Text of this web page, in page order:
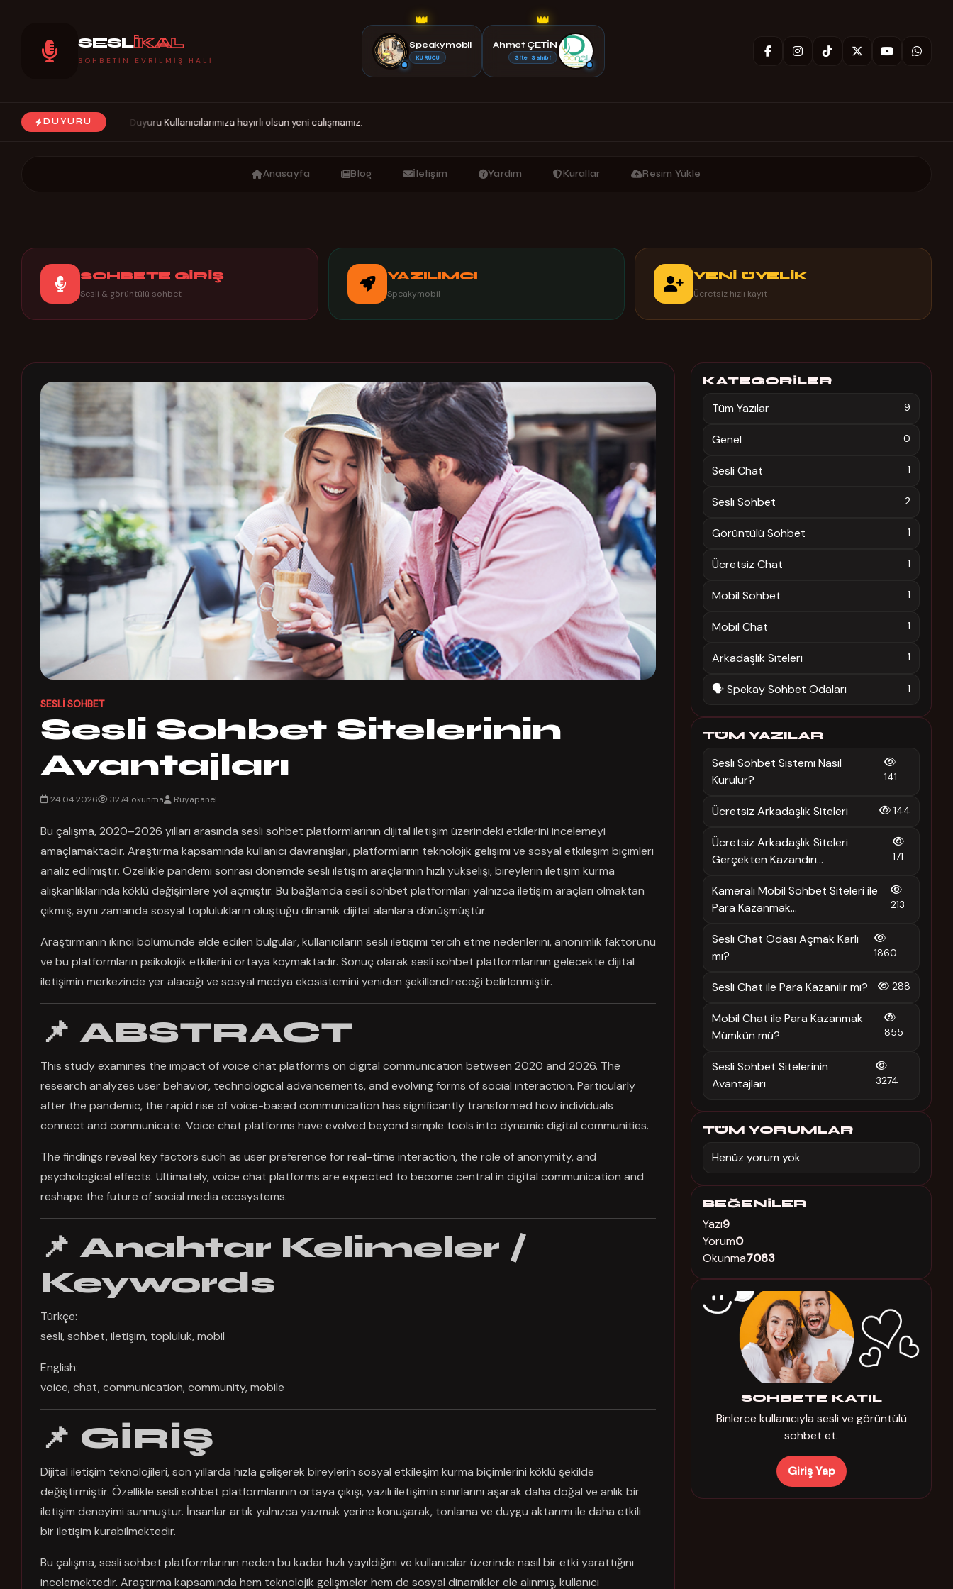
SESLİKAL
SOHBETIN EVRILMIŞ HALI
👑
Speakymobil
KURUCU
👑
Ahmet ÇETİN
Site Sahibi
DUYURU ◆ Duyuru Kullanıcılarımıza hayırlı olsun yeni calışmamız.
Anasayfa Blog İletişim Yardım Kurallar Resim Yükle
SOHBETE GİRİŞ
Sesli & görüntülü sohbet
YAZILIMCI
Speakymobil
YENİ ÜYELİK
Ücretsiz hızlı kayıt
SESLI SOHBET
Sesli Sohbet Sitelerinin
Avantajları
24.04.2026 3274 okunma Ruyapanel
Bu çalışma, 2020–2026 yılları arasında sesli sohbet platformlarının dijital iletişim üzerindeki etkilerini incelemeyi
amaçlamaktadır. Araştırma kapsamında kullanıcı davranışları, platformların teknolojik gelişimi ve sosyal etkileşim biçimleri
analiz edilmiştir. Özellikle pandemi sonrası dönemde sesli iletişim araçlarının hızlı yükselişi, bireylerin iletişim kurma
alışkanlıklarında köklü değişimlere yol açmıştır. Bu bağlamda sesli sohbet platformları yalnızca iletişim araçları olmaktan
çıkmış, aynı zamanda sosyal toplulukların oluştuğu dinamik dijital alanlara dönüşmüştür.
Araştırmanın ikinci bölümünde elde edilen bulgular, kullanıcıların sesli iletişimi tercih etme nedenlerini, anonimlik faktörünü
ve bu platformların psikolojik etkilerini ortaya koymaktadır. Sonuç olarak sesli sohbet platformlarının gelecekte dijital
iletişimin merkezinde yer alacağı ve sosyal medya ekosistemini yeniden şekillendireceği belirlenmiştir.
📌 ABSTRACT
This study examines the impact of voice chat platforms on digital communication between 2020 and 2026. The
research analyzes user behavior, technological advancements, and evolving forms of social interaction. Particularly
after the pandemic, the rapid rise of voice-based communication has significantly transformed how individuals
connect and communicate. Voice chat platforms have evolved beyond simple tools into dynamic digital communities.
The findings reveal key factors such as user preference for real-time interaction, the role of anonymity, and
psychological effects. Ultimately, voice chat platforms are expected to become central in digital communication and
reshape the future of social media ecosystems.
📌 Anahtar Kelimeler /
Keywords
Türkçe:
sesli, sohbet, iletişim, topluluk, mobil
English:
voice, chat, communication, community, mobile
📌 GİRİŞ
Dijital iletişim teknolojileri, son yıllarda hızla gelişerek bireylerin sosyal etkileşim kurma biçimlerini köklü şekilde
değiştirmiştir. Özellikle sesli sohbet platformlarının ortaya çıkışı, yazılı iletişimin sınırlarını aşarak daha doğal ve anlık bir
iletişim deneyimi sunmuştur. İnsanlar artık yalnızca yazmak yerine konuşarak, tonlama ve duygu aktarımı ile daha etkili
bir iletişim kurabilmektedir.
Bu çalışma, sesli sohbet platformlarının neden bu kadar hızlı yayıldığını ve kullanıcılar üzerinde nasıl bir etki yarattığını
incelemektedir. Araştırma kapsamında hem teknolojik gelişmeler hem de sosyal dinamikler ele alınmış, kullanıcı
KATEGORILER
Tüm Yazılar 9
Genel 0
Sesli Chat 1
Sesli Sohbet 2
Görüntülü Sohbet 1
Ücretsiz Chat 1
Mobil Sohbet 1
Mobil Chat 1
Arkadaşlık Siteleri 1
🗣️ Spekay Sohbet Odaları 1
TÜM YAZILAR
Sesli Sohbet Sistemi Nasıl
Kurulur?
141
Ücretsiz Arkadaşlık Siteleri 144
Ücretsiz Arkadaşlık Siteleri
Gerçekten Kazandırı...
171
Kameralı Mobil Sohbet Siteleri ile
Para Kazanmak...
213
Sesli Chat Odası Açmak Karlı
mı?
1860
Sesli Chat ile Para Kazanılır mı? 288
Mobil Chat ile Para Kazanmak
Mümkün mü?
855
Sesli Sohbet Sitelerinin
Avantajları
3274
TÜM YORUMLAR
Henüz yorum yok
BEĞENILER
Yazı9
Yorum0
Okunma7083
SOHBETE KATIL
Binlerce kullanıcıyla sesli ve görüntülü
sohbet et.
Giriş Yap